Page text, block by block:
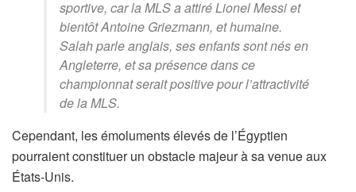
sportive, car la MLS a attiré Lionel Messi et
bientôt Antoine Griezmann, et humaine.
Salah parle anglais, ses enfants sont nés en
Angleterre, et sa présence dans ce
championnat serait positive pour l’attractivité
de la MLS.
Cependant, les émoluments élevés de l’Égyptien
pourraient constituer un obstacle majeur à sa venue aux
États-Unis.